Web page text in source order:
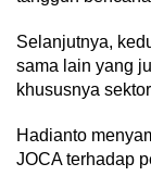
Selanjutnya,
sama lain yang
khususnya
Hadianto
JOCA terhadap